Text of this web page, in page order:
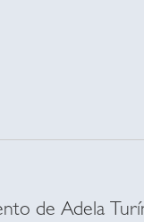
de Adela